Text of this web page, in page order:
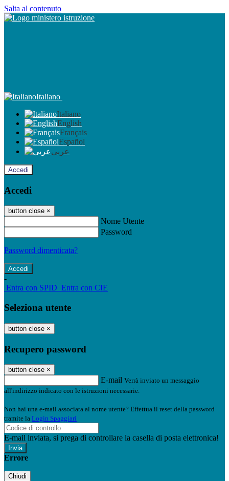
Salta al contenuto
Italiano
Italiano
English
Français
Español
عربى
Accedi
Accedi
button close ×
Nome Utente
Password
Password dimenticata?
-
Entra con SPID Entra con CIE
Seleziona utente
button close ×
Recupero password
button close ×
E-mail Verrà inviato un messaggio
all'indirizzo indicato con le istruzioni necessarie.
Non hai una e-mail associata al nome utente? Effettua il reset della password
tramite la Login Spaggiari
E-mail inviata, si prega di controllare la casella di posta elettronica!
Errore
Chiudi